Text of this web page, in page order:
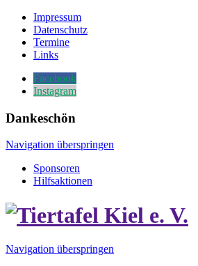
Impressum
Datenschutz
Termine
Links
Facebook
Instagram
Dankeschön
Navigation überspringen
Sponsoren
Hilfsaktionen
Navigation überspringen